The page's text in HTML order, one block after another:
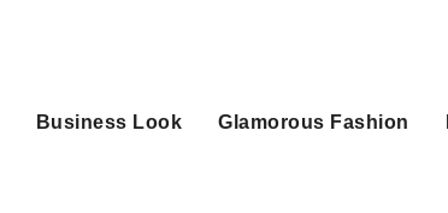
Business Look Glamorous Fashion